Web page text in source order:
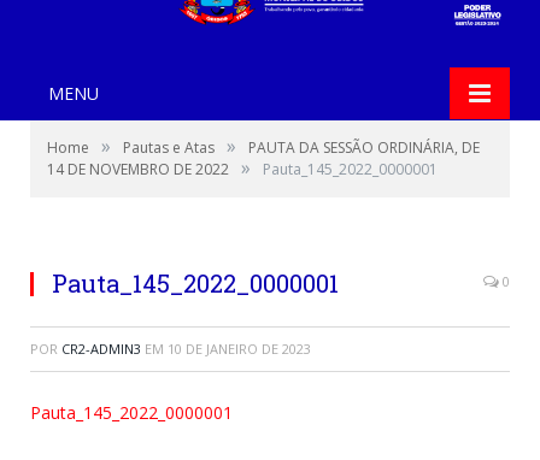
MENU
Home » Pautas e Atas »
PAUTA DA SESSÃO ORDINÁRIA, DE
14 DE NOVEMBRO DE 2022 » Pauta_145_2022_0000001
Pauta_145_2022_0000001 0
POR CR2-ADMIN3 EM 10 DE JANEIRO DE 2023
Pauta_145_2022_0000001